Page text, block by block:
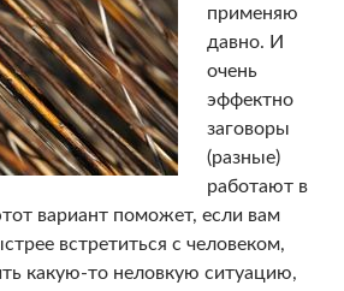
применяю
давно. И
очень
эффектно
заговоры
(разные)
работают в
вариант поможет, если вам
встретиться с человеком,
какую-то неловкую ситуацию,